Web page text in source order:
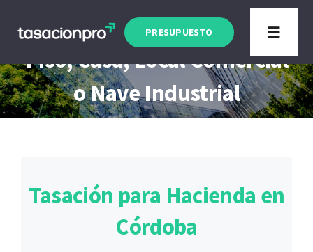
Toggle
Tipo de Inmueble
Finalidad
PRESUPUESTO
Tasación Hacienda Córdoba
Piso, Casa, Local Comercial
o Nave Industrial
Tasación para Hacienda en
Córdoba